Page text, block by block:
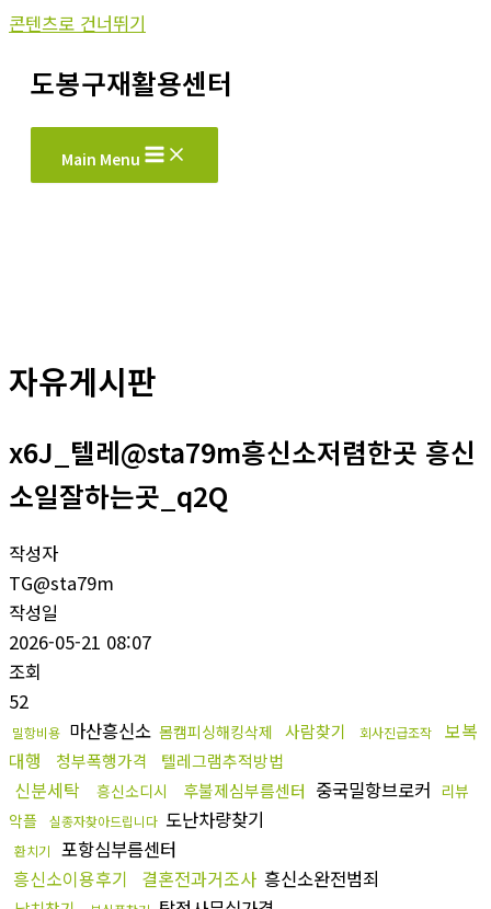
콘텐츠로 건너뛰기
도봉구재활용센터
Main Menu
자유게시판
x6J_텔레@sta79m흥신소저렴한곳 흥신
소일잘하는곳_q2Q
작성자
TG@sta79m
작성일
2026-05-21 08:07
조회
52
밀항비용 마산흥신소 몸캠피싱해킹삭제 사람찾기 회사진급조작
보복
대행
청부폭행가격 텔레그램추적방법
신분세탁 흥신소디시 후불제심부름센터 중국밀항브로커 리뷰
악플
실종자찾아드립니다 도난차량찾기
환치기
포항심부름센터
흥신소이용후기
결혼전과거조사 흥신소완전범죄